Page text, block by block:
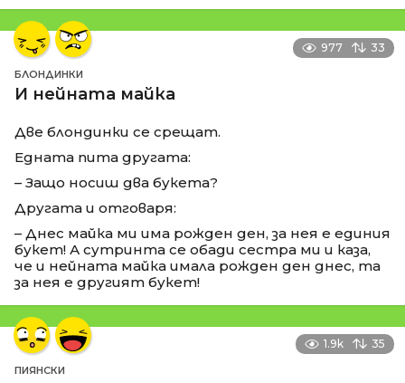
977 33
БЛОНДИНКИ
И нейната майка
Две блондинки се срещат.
Едната пита другата:
– Защо носиш два букета?
Другата и отговаря:
– Днес майка ми има рожден ден, за нея е единия
букет! А сутринта се обади сестра ми и каза,
че и нейната майка имала рожден ден днес, та
за нея е другият букет!
1.9k 35
ПИЯНСКИ